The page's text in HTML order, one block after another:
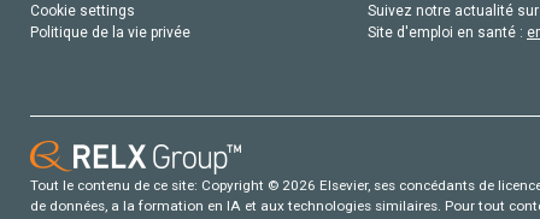
Cookie settings
Politique de la vie privée
Suivez notre actualité
Site d'emploi en santé :
Tout le contenu de ce site: Copyright © 2026 Elsevier, ses concédants de
de données, a la formation en IA et aux technologies similaires. Pour tout